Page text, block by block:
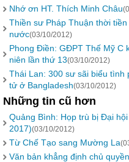
Nhớ ơn HT. Thích Minh Châu
Thiền sư Pháp Thuận thời
nước(03/10/2012)
Phong Điền: GĐPT Thế Mỹ C
niên lần thứ 13(03/10/2012)
Thái Lan: 300 sư sãi biểu tình
tử ở Bangladesh(03/10/2012)
Những tin cũ hơn
Quảng Bình: Họp trù bị Đại
2017)(03/10/2012)
Từ Chế Tạo sang Mường La
Văn bản khẳng định chủ